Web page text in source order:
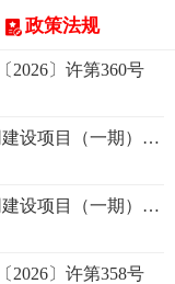
政策法规
2026〕许第360号
潢川县新建2万吨污水处理厂及配套管网建设项目（一期）批后公告
潢川县新建2万吨污水处理厂及配套管网建设项目（一期）批前公示
2026〕许第358号